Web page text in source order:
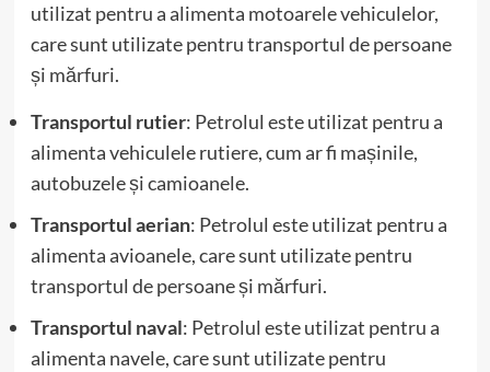
utilizat pentru a alimenta motoarele vehiculelor,
care sunt utilizate pentru transportul de persoane
și mărfuri.
Transportul rutier: Petrolul este utilizat pentru a
alimenta vehiculele rutiere, cum ar fi mașinile,
autobuzele și camioanele.
Transportul aerian: Petrolul este utilizat pentru a
alimenta avioanele, care sunt utilizate pentru
transportul de persoane și mărfuri.
Transportul naval: Petrolul este utilizat pentru a
alimenta navele, care sunt utilizate pentru